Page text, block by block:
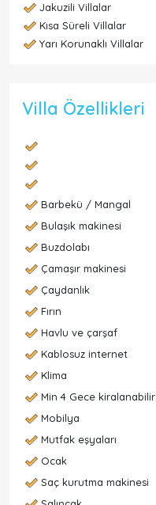
Jakuzili Villalar
Kısa Süreli Villalar
Yarı Korunaklı Villalar
Villa Özellikleri
Barbekü / Mangal
Bulaşık makinesi
Buzdolabı
Çamaşır makinesi
Çaydanlık
Fırın
Havlu ve çarşaf
Kablosuz internet
Klima
Min 4 Gece kiralanabilir
Mobilya
Mutfak eşyaları
Ocak
Saç kurutma makinesi